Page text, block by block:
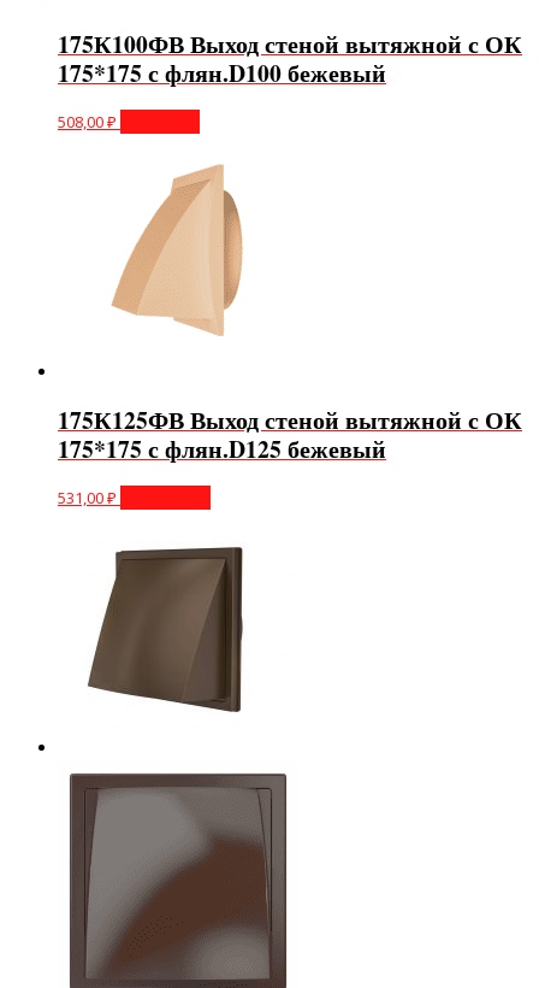
175К100ФВ Выход стеной вытяжной с ОК
175*175 с флян.D100 бежевый
508,00₽
175К125ФВ Выход стеной вытяжной с ОК
175*175 с флян.D125 бежевый
531,00₽